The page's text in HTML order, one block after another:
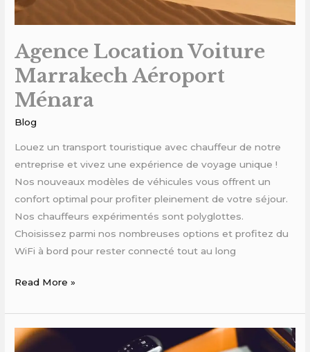
Agence Location Voiture
Marrakech Aéroport
Ménara
Blog
Louez un transport touristique avec chauffeur de notre
entreprise et vivez une expérience de voyage unique !
Nos nouveaux modèles de véhicules vous offrent un
confort optimal pour profiter pleinement de votre séjour.
Nos chauffeurs expérimentés sont polyglottes.
Choisissez parmi nos nombreuses options et profitez du
WiFi à bord pour rester connecté tout au long
Read More »
location